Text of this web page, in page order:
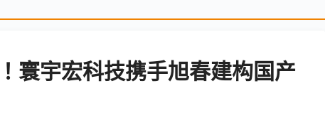
寰宇宏科技携手旭春建构国产